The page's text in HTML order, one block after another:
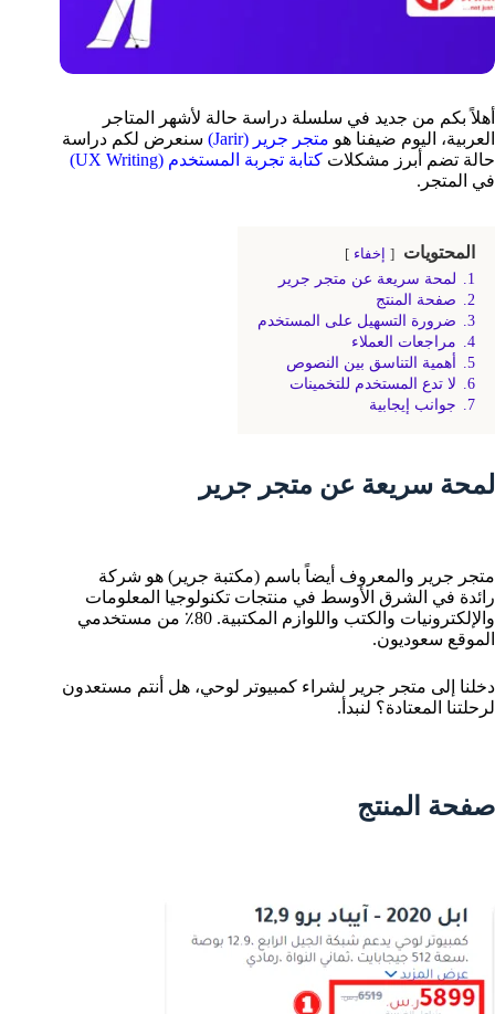
أهلاً بكم من جديد في سلسلة دراسة حالة لأشهر المتاجر
العربية، اليوم ضيفنا هو متجر جرير (Jarir)
سنعرض لكم دراسة
حالة تضم أبرز مشكلات كتابة تجربة المستخدم (UX Writing)
في المتجر.
المحتويات إخفاء
1.
لمحة سريعة عن متجر جرير
2.
صفحة المنتج
3.
ضرورة التسهيل على المستخدم
4.
مراجعات العملاء
5.
أهمية التناسق بين النصوص
6.
لا تدع المستخدم للتخمينات
7.
جوانب إيجابية
لمحة سريعة عن متجر جرير
متجر جرير والمعروف أيضاً باسم (مكتبة جرير) هو شركة
رائدة في الشرق الأوسط في منتجات تكنولوجيا المعلومات
والإلكترونيات والكتب واللوازم المكتبية. 80٪ من مستخدمي
الموقع سعوديون.
دخلنا إلى متجر جرير لشراء كمبيوتر لوحي، هل أنتم مستعدون
لرحلتنا المعتادة؟ لنبدأ.
صفحة المنتج